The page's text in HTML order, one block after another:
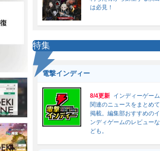
は必見！
特集
電撃インディー
8/4更新 インディーゲーム
関連のニュースをまとめて
掲載。編集部おすすめのイ
ンディゲームのレビューな
ども。